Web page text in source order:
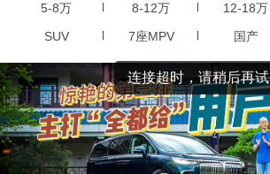
5-8万 8-12万 12-18万
SUV
7座MPV 国产
连接超时，请稍后再试